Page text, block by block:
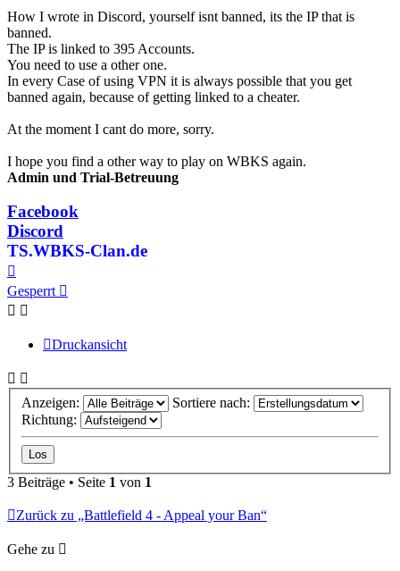
How I wrote in Discord, yourself isnt banned, its the IP that is
banned.
The IP is linked to 395 Accounts.
You need to use a other one.
In every Case of using VPN it is always possible that you get
banned again, because of getting linked to a cheater.
At the moment I cant do more, sorry.
I hope you find a other way to play on WBKS again.
Admin und Trial-Betreuung
Facebook
Discord
TS.WBKS-Clan.de
oben
Gesperrt
Druckansicht
Anzeigen:
Sortiere nach:
Richtung:
3 Beiträge • Seite 1 von 1
Zurück zu „Battlefield 4 - Appeal your Ban“
Gehe zu